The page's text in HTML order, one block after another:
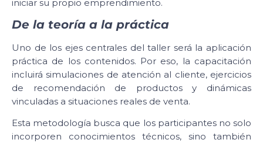
iniciar su propio emprendimiento.
De la teoría a la práctica
Uno de los ejes centrales del taller será la aplicación
práctica de los contenidos. Por eso, la capacitación
incluirá simulaciones de atención al cliente, ejercicios
de recomendación de productos y dinámicas
vinculadas a situaciones reales de venta.
Esta metodología busca que los participantes no solo
incorporen conocimientos técnicos, sino también